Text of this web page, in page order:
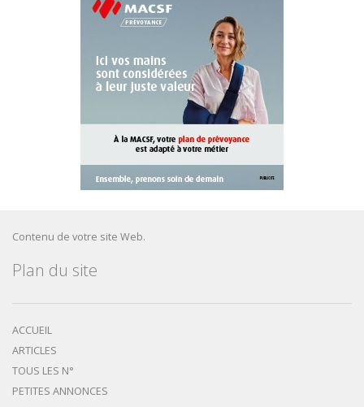
Contenu de votre site Web.
Plan du site
ACCUEIL
ARTICLES
TOUS LES N°
PETITES ANNONCES